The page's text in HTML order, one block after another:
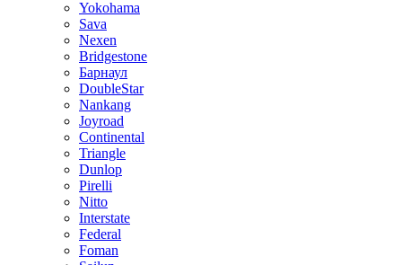
Yokohama
Sava
Nexen
Bridgestone
Барнаул
DoubleStar
Nankang
Joyroad
Continental
Triangle
Dunlop
Pirelli
Nitto
Interstate
Federal
Foman